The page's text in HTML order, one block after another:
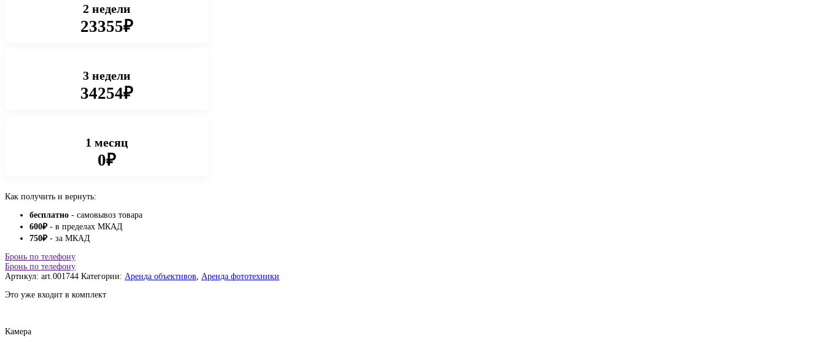
2 недели
23355₽
3 недели
34254₽
1 месяц
0₽
Как получить и вернуть:
бесплатно - самовывоз товара
600₽- в пределах МКАД
750₽- за МКАД
Бронь по телефону
Бронь по телефону
Артикул: art.001744 Категории: Аренда объективов
Аренда фототехники
Это уже входит в комплект
Камера